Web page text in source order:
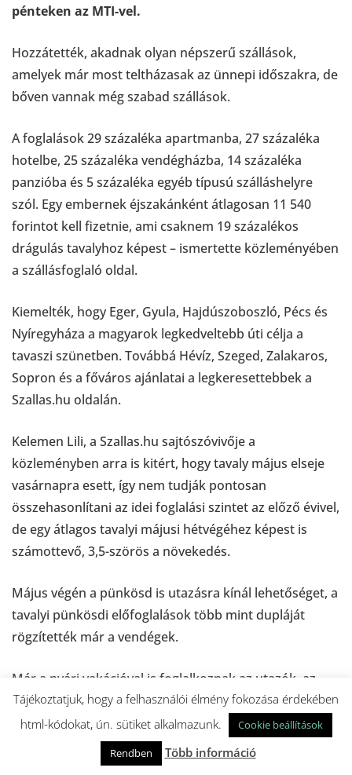
pénteken az MTI-vel.
Hozzátették, akadnak olyan népszerű szállások,
amelyek már most teltházasak az ünnepi időszakra, de
bőven vannak még szabad szállások.
A foglalások 29 százaléka apartmanba, 27 százaléka
hotelbe, 25 százaléka vendégházba, 14 százaléka
panzióba és 5 százaléka egyéb típusú szálláshelyre
szól. Egy embernek éjszakánként átlagosan 11 540
forintot kell fizetnie, ami csaknem 19 százalékos
drágulás tavalyhoz képest – ismertette közleményében
a szállásfoglaló oldal.
Kiemelték, hogy Eger, Gyula, Hajdúszoboszló, Pécs és
Nyíregyháza a magyarok legkedveltebb úti célja a
tavaszi szünetben. Továbbá Hévíz, Szeged, Zalakaros,
Sopron és a főváros ajánlatai a legkeresettebbek a
Szallas.hu oldalán.
Kelemen Lili, a Szallas.hu sajtószóvivője a
közleményben arra is kitért, hogy tavaly május elseje
vasárnapra esett, így nem tudják pontosan
összehasonlítani az idei foglalási szintet az előző évivel,
de egy átlagos tavalyi májusi hétvégéhez képest is
számottevő, 3,5-szörös a növekedés.
Május végén a pünkösd is utazásra kínál lehetőséget, a
tavalyi pünkösdi előfoglalások több mint dupláját
rögzítették már a vendégek.
Már a nyári vakációval is foglalkoznak az utazók, az
eddig beérkező foglalásoknál 40 százalékos a
növekedés a 2022 hasonló időszakáig megtett
előfoglalásokhoz képest.
Tájékoztatjuk, hogy a felhasználói élmény fokozása érdekében
html-kódokat, ún. sütiket alkalmazunk.
Cookie beállítások
Rendben
Több információ